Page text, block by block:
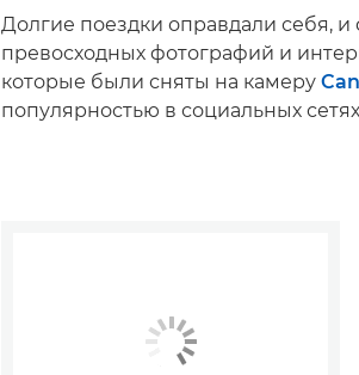
Долгие поездки оправдали себя,
превосходных фотографий и
которые были сняты на камеру
популярностью в социальных